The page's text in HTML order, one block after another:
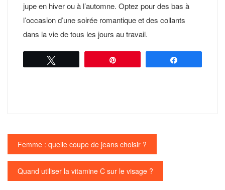
jupe en hiver ou à l’automne. Optez pour des bas à
l’occasion d’une soirée romantique et des collants
dans la vie de tous les jours au travail.
Navigation
de
l’article
Femme : quelle coupe de jeans choisir ?
Quand utiliser la vitamine C sur le visage ?